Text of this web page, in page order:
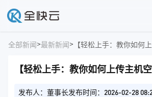
全部新闻>最新新闻> 【轻松上手：教你如何
【轻松上手：教你如何上传主机空
发布人：董事长发布时间：2026-02-28